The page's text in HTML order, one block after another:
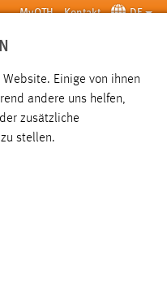
MyOTH Kontakt DE
SUCHE
Einige von ihnen
andere uns helfen,
zusätzliche
stellen.